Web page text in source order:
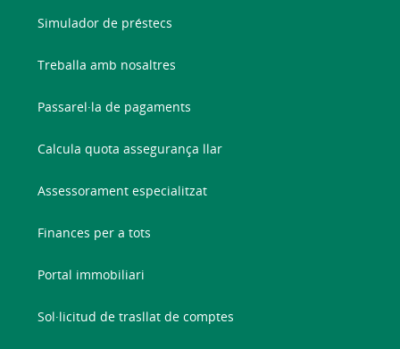
Simulador de préstecs
Treballa amb nosaltres
Passarel·la de pagaments
Calcula quota assegurança llar
Assessorament especialitzat
Finances per a tots
Portal immobiliari
Sol·licitud de trasllat de comptes